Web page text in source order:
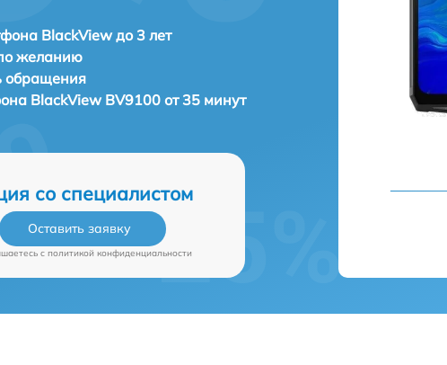
BlackView до 3 лет
желанию
обращения
BlackView BV9100 от 35 минут
со специалистом
Оставить заявку
c политикой конфиденциальности